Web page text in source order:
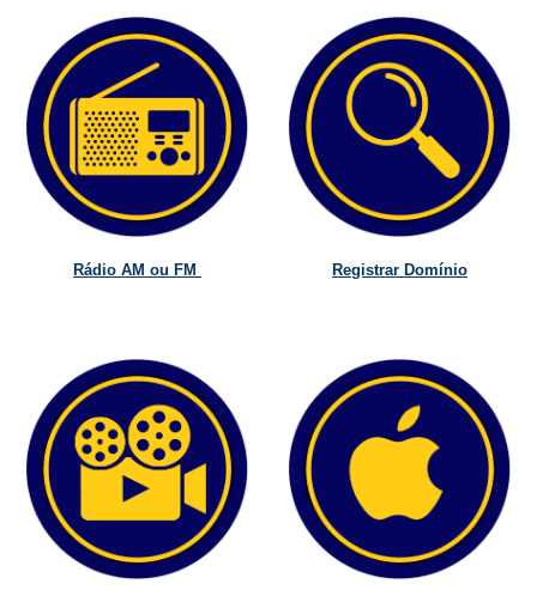
Rádio AM ou FM Registrar Domínio